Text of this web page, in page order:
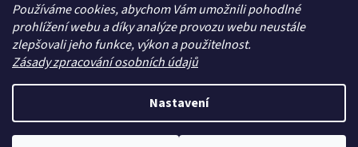
Používáme cookies, abychom Vám umožnili pohodlné
prohlížení webu a díky analýze provozu webu neustále
zlepšovali jeho funkce, výkon a použitelnost.
Zásady zpracování osobních údajů
Nastavení
Zboží.cz Heureka.cz
Vytvořil Shoptet